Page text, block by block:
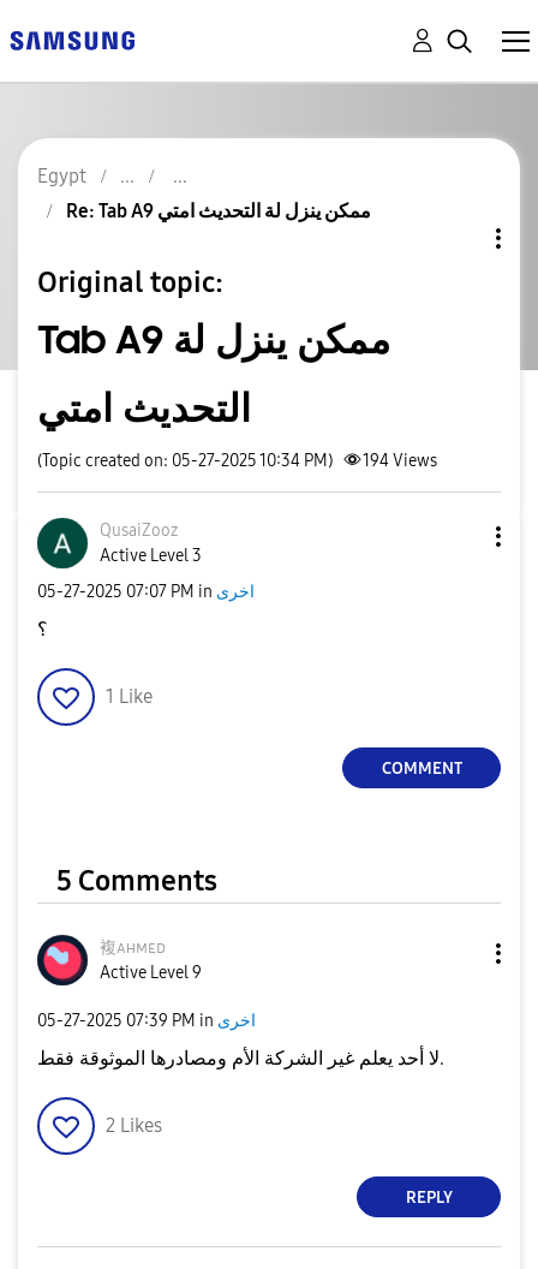
Egypt
Re: Tab A9 ممكن ينزل لة التحديث امتي
Original topic:
Tab A9 ممكن ينزل لة
التحديث امتي
(Topic created on: 05-27-2025 10:34 PM) 194Views
QusaiZooz
Active Level 3
‎05-27-2025 07:07 PM in اخرى
؟
1 Like
COMMENT
5 Comments
複ᴀʜᴍᴇᴅ
Active Level 9
‎05-27-2025 07:39 PM in اخرى
لا أحد يعلم غير الشركة الأم ومصادرها الموثوقة فقط.
2 Likes
REPLY